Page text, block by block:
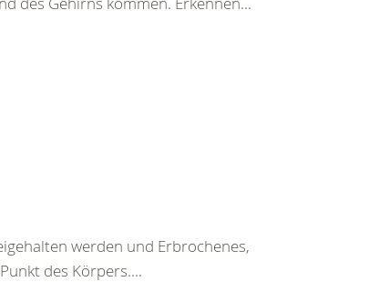
werden und Erbrochenes,
des Körpers....